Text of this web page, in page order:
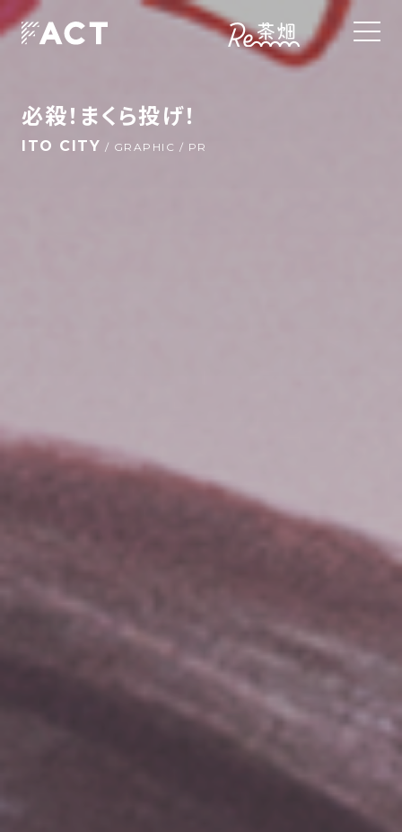
必殺！まくら投げ！
ITO CITY / GRAPHIC / PR